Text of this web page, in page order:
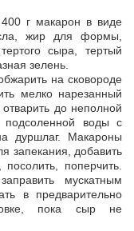
г макарон в виде
жир для формы,
сыра, тертый
зелень.
на сковороде
мелко нарезанный
до неполной
подсоленной воды с
дуршлаг. Макароны
запекания, добавить
поперчить.
мускатным
в предварительно
пока сыр не